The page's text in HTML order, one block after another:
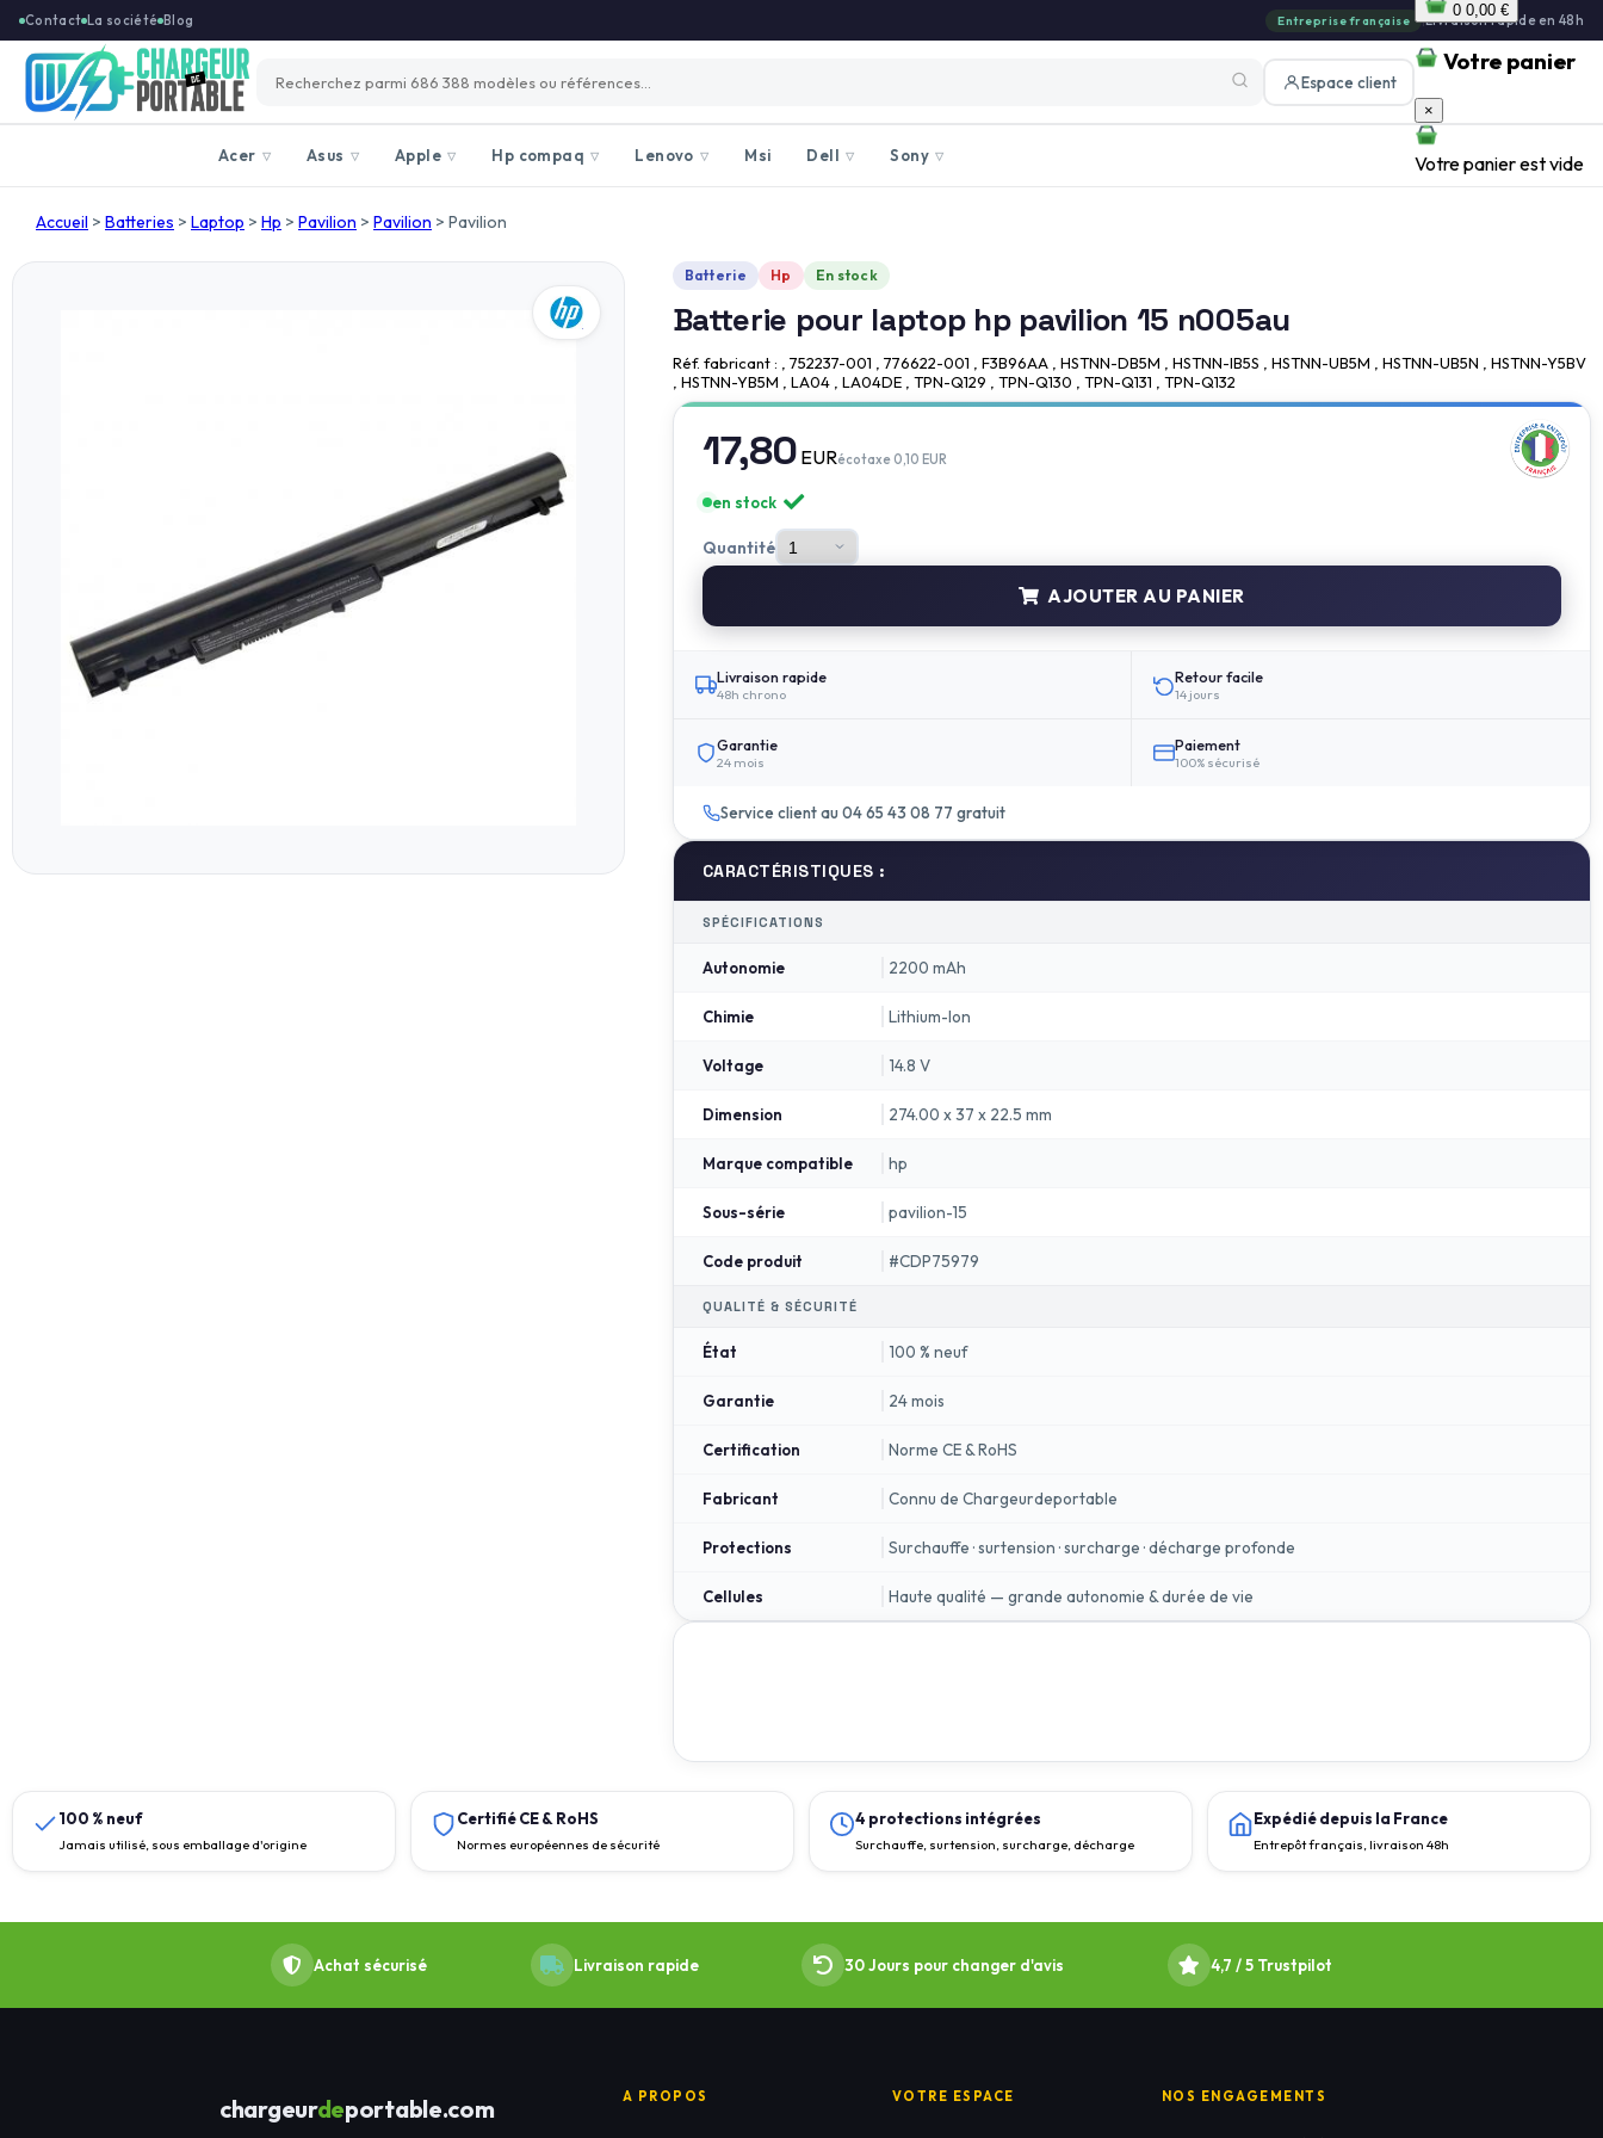
Contact La société Blog Entreprise française |Livraison rapide en 48h
Espace client
0 0,00 €
Votre panier
×
Votre panier est vide
Acer ▽ Asus ▽ Apple ▽ Hp compaq ▽ Lenovo ▽ Msi Dell ▽ Sony ▽
Accueil > Batteries > Laptop > Hp > Pavilion > Pavilion > Pavilion
Batterie Hp En stock
Batterie pour laptop hp pavilion 15 n005au
Réf. fabricant : , 752237-001 , 776622-001 , F3B96AA , HSTNN-DB5M , HSTNN-IB5S , HSTNN-UB5M , HSTNN-UB5N , HSTNN-Y5BV
, HSTNN-YB5M , LA04 , LA04DE , TPN-Q129 , TPN-Q130 , TPN-Q131 , TPN-Q132
17,80EURécotaxe 0,10 EUR
en stock
Quantité
AJOUTER AU PANIER
Livraison rapide
48h chrono
Retour facile
14 jours
Garantie
24 mois
Paiement
100% sécurisé
Service client au 04 65 43 08 77 gratuit
CARACTÉRISTIQUES :
SPÉCIFICATIONS
Autonomie 2200 mAh
Chimie Lithium-Ion
Voltage 14.8 V
Dimension 274.00 x 37 x 22.5 mm
Marque compatible hp
Sous-série pavilion-15
Code produit #CDP75979
QUALITÉ & SÉCURITÉ
État 100 % neuf
Garantie 24 mois
Certification Norme CE & RoHS
Fabricant Connu de Chargeurdeportable
Protections Surchauffe · surtension · surcharge · décharge profonde
Cellules Haute qualité — grande autonomie & durée de vie
100 % neuf
Jamais utilisé, sous emballage d'origine
Certifié CE & RoHS
Normes européennes de sécurité
4 protections intégrées
Surchauffe, surtension, surcharge, décharge
Expédié depuis la France
Entrepôt français, livraison 48h
Achat sécurisé Livraison rapide 30 Jours pour changer d'avis 4,7 / 5 Trustpilot
chargeurdeportable.com A PROPOS VOTRE ESPACE NOS ENGAGEMENTS